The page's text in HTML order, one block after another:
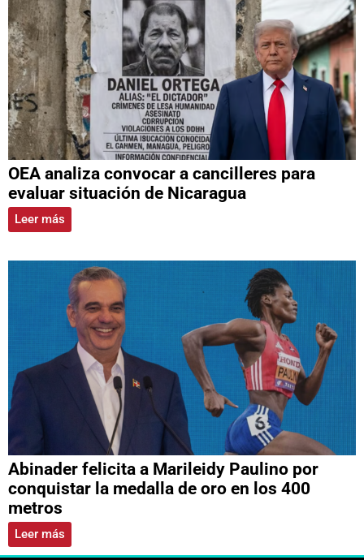
OEA analiza convocar a cancilleres para
evaluar situación de Nicaragua
Leer más
Abinader felicita a Marileidy Paulino por
conquistar la medalla de oro en los 400
metros
Leer más